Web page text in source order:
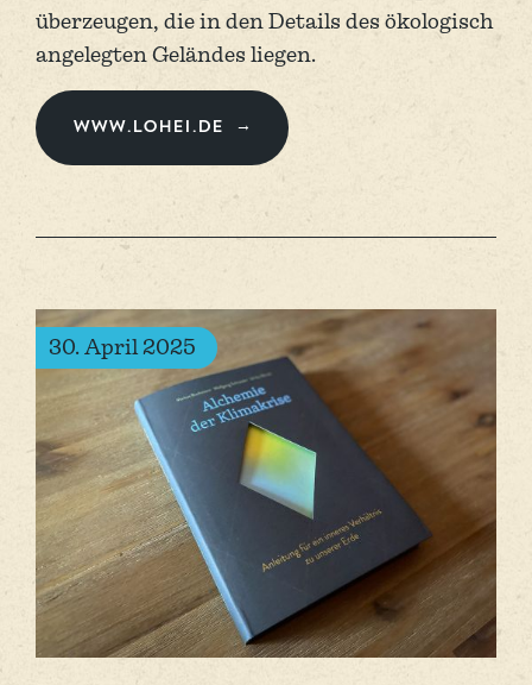
über­zeugen, die in den Details des ökolo­gisch
angelegten Geländes liegen.
www.lohei.de
30. April 2025